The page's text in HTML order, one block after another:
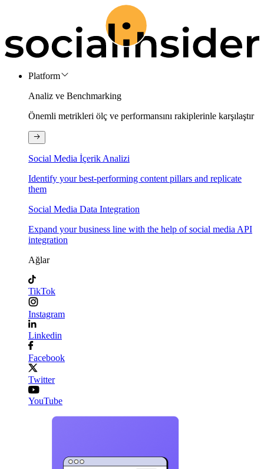
Platform
Analiz ve Benchmarking
Önemli metrikleri ölç ve performansını rakiplerinle karşılaştır
Social Media İçerik Analizi
Identify your best-performing content pillars and replicate
them
Social Media Data Integration
Expand your business line with the help of social media API
integration
Ağlar
TikTok
Instagram
Linkedin
Facebook
Twitter
YouTube